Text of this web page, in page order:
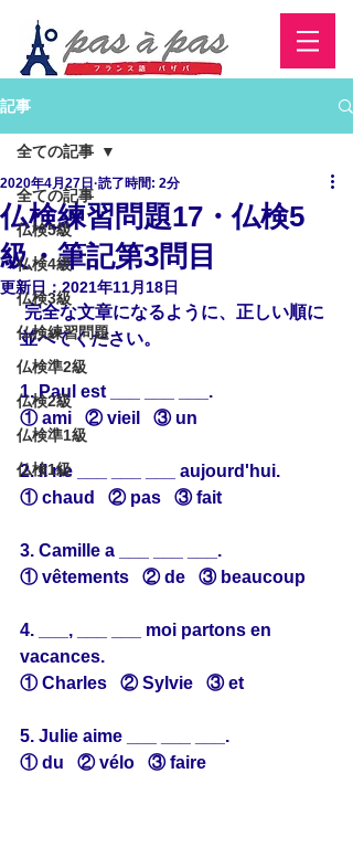
記事
全ての記事
仏検5級
仏検4級
仏検3級
仏検練習問題
仏検準2級
仏検2級
仏検準1級
仏検1級
全ての記事
仏検練習問題17・仏検5
級・筆記第3問目
2020年4月27日 読了時間: 2分
更新日：2021年11月18日
完全な文章になるように、正しい順に
並べてください。
1. Paul est ___ ___ ___.
① ami   ② vieil   ③ un
2. Il ne ___ ___ ___ aujourd'hui.
① chaud   ② pas   ③ fait
3. Camille a ___ ___ ___.
① vêtements   ② de   ③ beaucoup
4. ___, ___ ___ moi partons en
vacances.
① Charles   ② Sylvie   ③ et
5. Julie aime ___ ___ ___.
① du   ② vélo   ③ faire